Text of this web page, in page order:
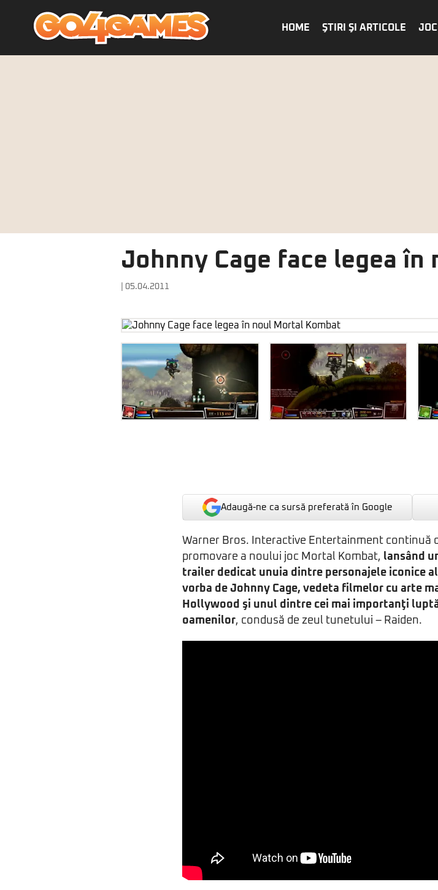
HOME ŞTIRI ŞI ARTICOLE
Johnny Cage face legea
| 05.04.2011
Adaugă-ne ca sursă preferată în Google
Warner Bros. Interactive Entertainment continuă
promovare a noului joc Mortal Kombat, lansând
trailer dedicat unuia dintre personajele iconice
vorba de Johnny Cage, vedeta filmelor cu arte
Hollywood şi unul dintre cei mai importanţi
oamenilor, condusă de zeul tunetului – Raiden.